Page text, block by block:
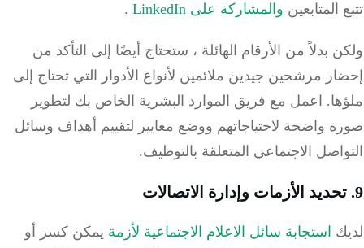
المتابعينوالمشاركة على LinkedIn .
بدلاً من الأرقام الهائلة ، ستحتاج أيضًا إلى التأكد من
مرشحين جيدين ملائمين لأنواع الأدوار التي تحتاج إلى
اعمل مع فريق الموارد البشرية الخاص بك لتطوير
واضحة لاحتياجاتهم ووضع معايير لتقييم أهداف وسائل
الاجتماعي المتعلقة بالتوظيف.
استجابة سائل الاعلام الاجتماعية لأزمة يمكن كسر أو